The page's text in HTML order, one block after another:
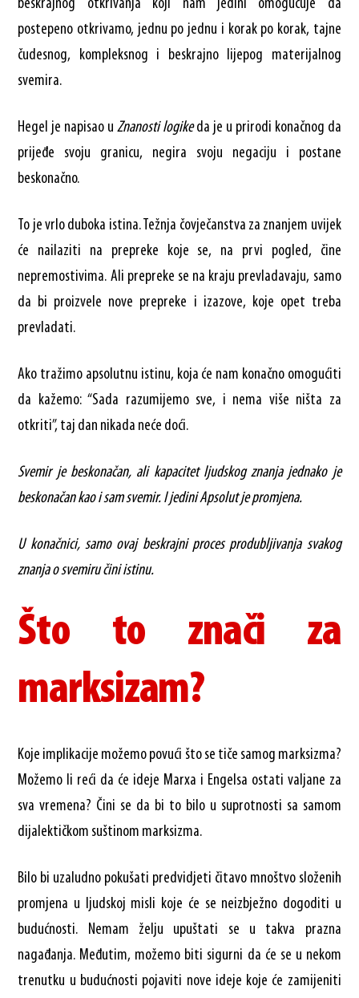
beskrajnog otkrivanja koji nam jedini omogućuje da
postepeno otkrivamo, jednu po jednu i korak po korak, tajne
čudesnog, kompleksnog i beskrajno lijepog materijalnog
svemira.
Hegel je napisao uZnanosti logikeda je u prirodi konačnog da
prijeđe svoju granicu, negira svoju negaciju i postane
beskonačno.
To je vrlo duboka istina. Težnja čovječanstva za znanjem uvijek
će nailaziti na prepreke koje se, na prvi pogled, čine
nepremostivima. Ali prepreke se na kraju prevladavaju, samo
da bi proizvele nove prepreke i izazove, koje opet treba
prevladati.
Ako tražimo apsolutnu istinu, koja će nam konačno omogućiti
da kažemo: “Sada razumijemo sve, i nema više ništa za
otkriti”, taj dan nikada neće doći.
Svemir je beskonačan, ali kapacitet ljudskog znanja jednako je
beskonačan kao i sam svemir. I jedini Apsolut je promjena.
U konačnici, samo ovaj beskrajni proces produbljivanja svakog
znanja o svemiru čini istinu.
Što to znači za
marksizam?
Koje implikacije možemo povući što se tiče samog marksizma?
Možemo li reći da će ideje Marxa i Engelsa ostati valjane za
sva vremena? Čini se da bi to bilo u suprotnosti sa samom
dijalektičkom suštinom marksizma.
Bilo bi uzaludno pokušati predvidjeti čitavo mnoštvo složenih
promjena u ljudskoj misli koje će se neizbježno dogoditi u
budućnosti. Nemam želju upuštati se u takva prazna
nagađanja. Međutim, možemo biti sigurni da će se u nekom
trenutku u budućnosti pojaviti nove ideje koje će zamijeniti